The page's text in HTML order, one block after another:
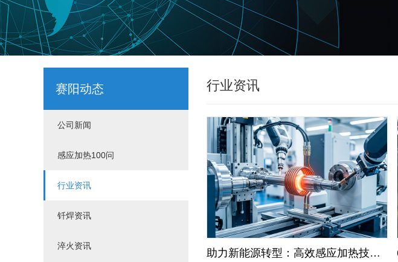
赛阳动态
公司新闻
感应加热100问
行业资讯
钎焊资讯
淬火资讯
行业资讯
助力新能源转型：高效感应加热技术在电机轴类淬火中的技术突破